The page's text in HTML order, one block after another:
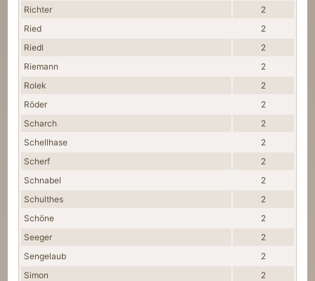
Richter
2
Ried
2
Riedl
2
Riemann
2
Rolek
2
Röder
2
Scharch
2
Schellhase
2
Scherf
2
Schnabel
2
Schulthes
2
Schöne
2
Seeger
2
Sengelaub
2
Simon
2